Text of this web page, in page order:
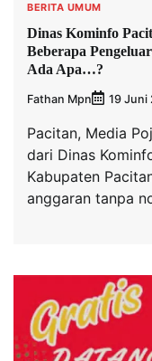
BERITA UMUM
Dinas Kominfo
Beberapa
Ada Apa…?
Fathan Mpn 19 Juni
Pacitan, Media
dari Dinas
Kabupaten
anggaran tanpa